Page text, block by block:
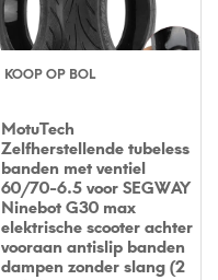
KOOP OP BOL
MotuTech
Zelfherstellende tubeless
banden met ventiel
60/70-6.5 voor SEGWAY
Ninebot G30 max
elektrische scooter achter
vooraan antislip banden
dampen zonder slang (2